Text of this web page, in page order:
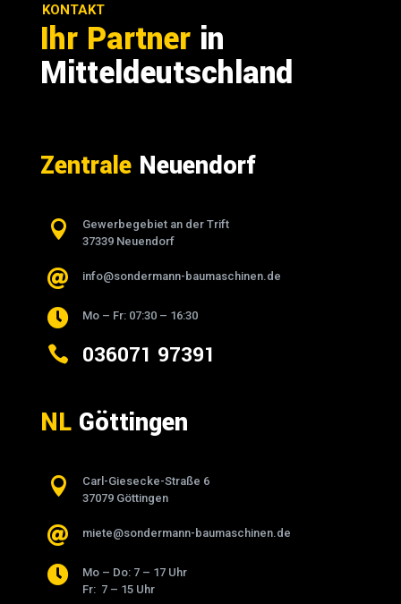
KONTAKT
Ihr Partner in
Mitteldeutschland
ZentraleNeuendorf

Gewerbegebiet an der Trift
37339 Neuendorf
 info@sondermann-baumaschinen.de
 Mo – Fr: 07:30 – 16:30
 036071 97391
NLGöttingen

Carl-Giesecke-Straße 6
37079 Göttingen
 miete@sondermann-baumaschinen.de

Mo – Do: 7 – 17 Uhr
Fr: 7 – 15 Uhr